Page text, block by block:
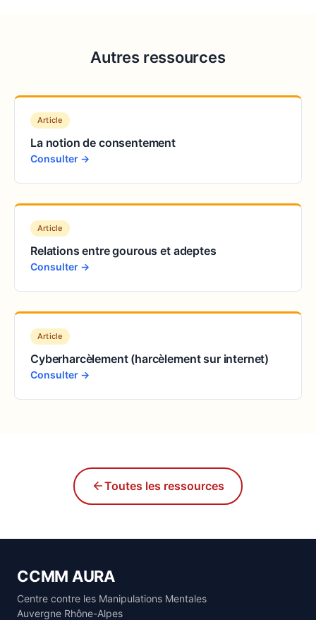
Autres ressources
Article
La notion de consentement
Consulter →
Article
Relations entre gourous et adeptes
Consulter →
Article
Cyberharcèlement (harcèlement sur internet)
Consulter →
Toutes les ressources
CCMM AURA
Centre contre les Manipulations Mentales
Auvergne Rhône-Alpes